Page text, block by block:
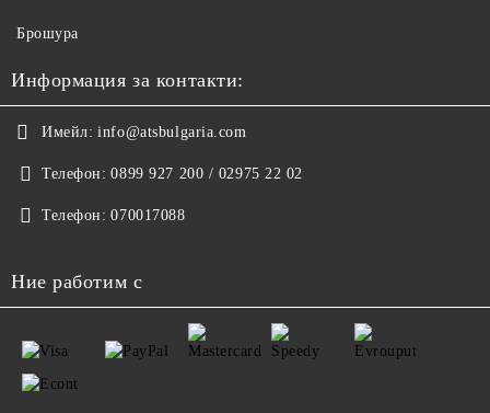
Брошура
Информация за контакти:
Имейл: info@atsbulgaria.com
Телефон: 0899 927 200 / 02975 22 02
Телефон: 070017088
Ние работим с